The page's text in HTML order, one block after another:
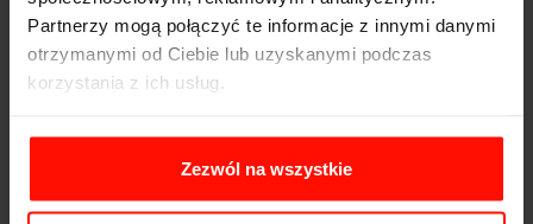
Partnerzy mogą połączyć te informacje z innymi danymi
otrzymanymi od Ciebie lub uzyskanymi podczas
korzystania z ich usług.
Zezwól na wszystkie
10-06-2025 DODANE O 11:22
Prezent trafiony, idealny dla zmotoryzowanych.
Robert
Imię / Nick